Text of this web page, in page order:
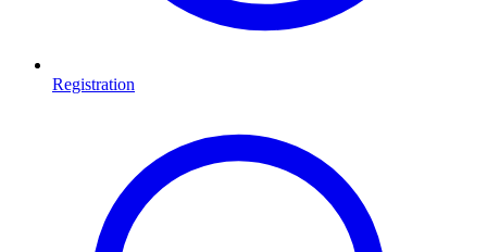
Registration